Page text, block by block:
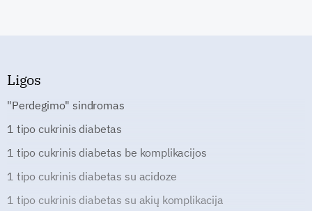
Ligos
"Perdegimo" sindromas
1 tipo cukrinis diabetas
1 tipo cukrinis diabetas be komplikacijos
1 tipo cukrinis diabetas su acidoze
1 tipo cukrinis diabetas su akių komplikacija